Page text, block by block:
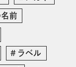
前
ラベル